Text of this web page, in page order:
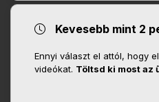
Kevesebb mint 2
Ennyi választ el attól, hogy
videókat. Töltsd ki most az